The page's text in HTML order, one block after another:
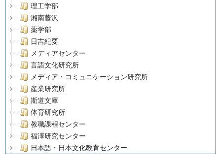
理工学部
湘南藤沢
薬学部
日吉紀要
メディアセンター
言語文化研究所
メディア・コミュニケーション研究所
産業研究所
斯道文庫
体育研究所
教職課程センター
福澤研究センター
日本語・日本文化教育センター